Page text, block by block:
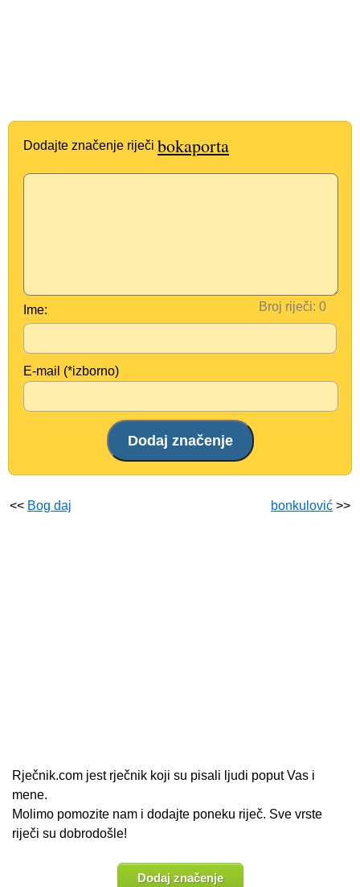
Dodajte značenje riječi bokaporta
Broj riječi:
Ime:
E-mail (*izborno)
<< Bog daj bonkulović >>
Rječnik.com jest rječnik koji su pisali ljudi poput Vas i
mene.
Molimo pomozite nam i dodajte poneku riječ. Sve vrste
riječi su dobrodošle!
Dodaj značenje